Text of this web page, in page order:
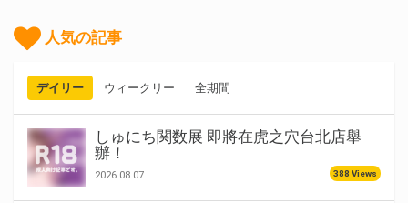
人気の記事
デイリー ウィークリー 全期間
しゅにち関数展 即將在虎之穴台北店舉
辦！
2026.08.07 388 Views